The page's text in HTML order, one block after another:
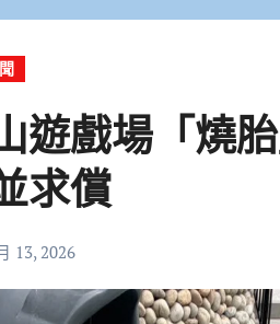
遊戲場「燒
求償
13, 2026